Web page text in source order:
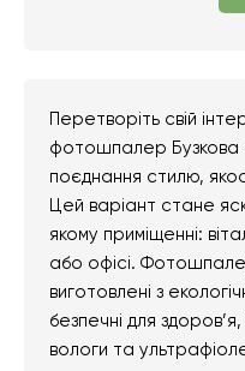
Перетворіть свій
фотошпалер Бузкова
поєднання стилю,
Цей варіант стане
якому приміщенні:
або офісі.
виготовлені з
безпечні для
вологи та